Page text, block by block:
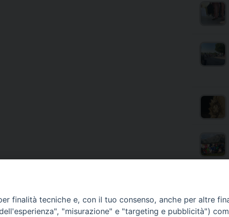
finalità tecniche e, con il tuo consenso, anche per altre
"misurazione" e "targeting e pubblicità")